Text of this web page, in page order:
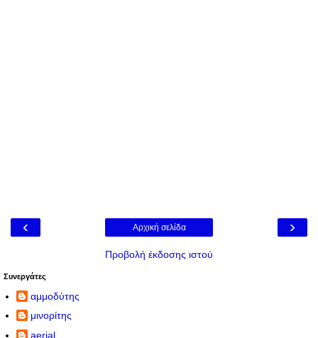
‹ ›
Αρχική σελίδα
Προβολή έκδοσης ιστού
Συνεργάτες
αμμοδύτης
μινορίτης
aerial